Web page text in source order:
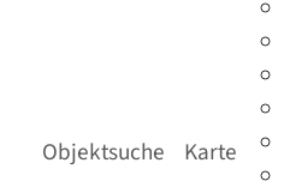
Objektsuche Karte